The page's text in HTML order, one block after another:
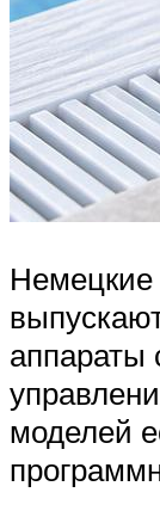
Немецкие
аппараты
моделей